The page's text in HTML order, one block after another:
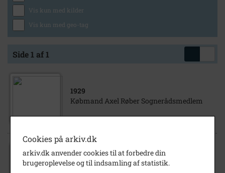
Vis kun med kilder
Vis kun med geo-tag
Side 1 af 1
1929
Købmand Axel Røber Sognerådsmedlem
1930- 1950
Cookies på arkiv.dk
arkiv.dk anvender cookies til at forbedre din
brugeroplevelse og til indsamling af statistik.